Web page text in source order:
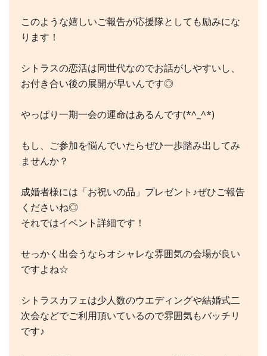
このような嬉しいご報告が応援隊としても励みにな
ります！
シトラスの恋活は同世代なのでお話がしやすいし、
お付き合い後の展開が早いんです◎
やっぱり一期一会の運命はあるんです(*^_^*)
もし、ご参加を悩んでいたらぜひ一歩踏み出してみ
ませんか？
成婚者様には「お祝いの品」プレゼント♪ぜひご報告
くださいね◎
それではイベント詳細です！
せっかく出会うならオシャレな雰囲気の会場が良い
ですよね☆
シトラスカフェは少人数のウエディングや結婚式二
次会などでご利用頂いているので雰囲気もバッチリ
です♪